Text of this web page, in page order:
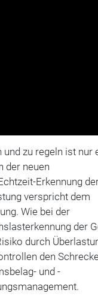
zu regeln ist nur
der neuen
Erkennung
verspricht dem
Wie bei der
der
durch
den
und -